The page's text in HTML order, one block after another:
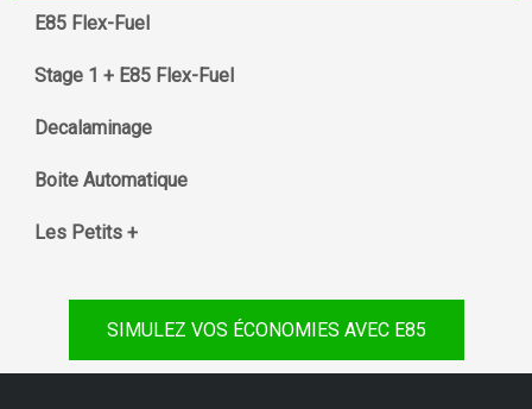
E85 Flex-Fuel
Stage 1 + E85 Flex-Fuel
Decalaminage
Boite Automatique
Les Petits +
SIMULEZ VOS ÉCONOMIES AVEC E85